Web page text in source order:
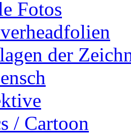
Fotos
der
/ Cartoon